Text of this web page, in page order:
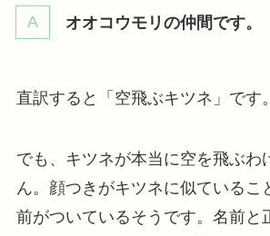
オオコウモリの仲間です。
直訳すると「空飛ぶキツネ」です。
でも、キツネが本当に空を飛ぶわ
ん。顔つきがキツネに似ているこ
前がついているそうです。名前と